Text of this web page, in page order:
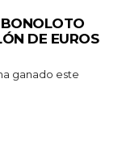
DE EUROS
ganado este